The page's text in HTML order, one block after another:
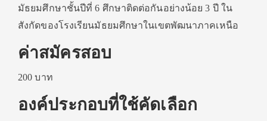
มัธยมศึกษาชั้นปีที่ 6 ศึกษาติดต่อกันอย่างน้อย 3 ปี ใน
สังกัดของโรงเรียนมัธยมศึกษาในเขตพัฒนาภาคเหนือ
ค่าสมัครสอบ
200 บาท
องค์ประกอบที่ใช้คัดเลือก